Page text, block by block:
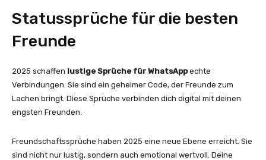
Statussprüche für die besten
Freunde
2025 schaffen lustige Sprüche für WhatsAppechte
Verbindungen. Sie sind ein geheimer Code, der Freunde zum
Lachen bringt. Diese Sprüche verbinden dich digital mit deinen
engsten Freunden.
Freundschaftssprüche haben 2025 eine neue Ebene erreicht. Sie
sind nicht nur lustig, sondern auch emotional wertvoll. Deine